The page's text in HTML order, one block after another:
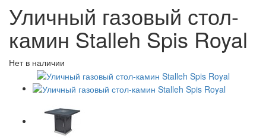
Уличный газовый стол-
камин Stalleh Spis Royal
Нет в наличии